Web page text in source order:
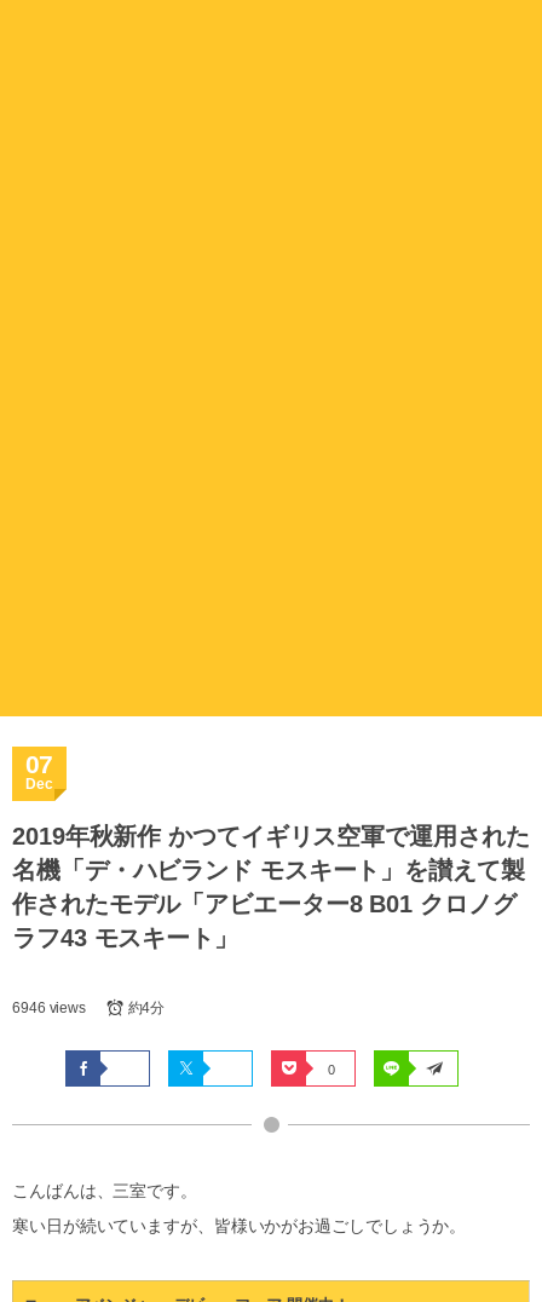
07
Dec
2019年秋新作 かつてイギリス空軍で運用された
名機「デ・ハビランド モスキート」を讃えて製
作されたモデル「アビエーター8 B01 クロノグ
ラフ43 モスキート」
6946 views 約4分
0
こんばんは、三室です。
寒い日が続いていますが、皆様いかがお過ごしでしょうか。